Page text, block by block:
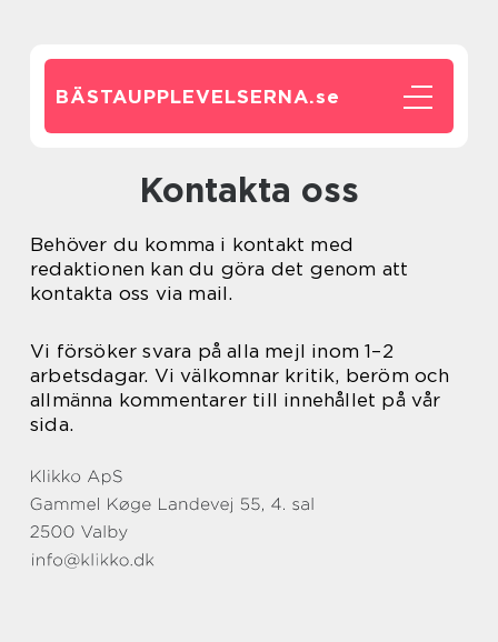
BÄSTAUPPLEVELSERNA.se
Kontakta oss
Behöver du komma i kontakt med
redaktionen kan du göra det genom att
kontakta oss via mail.
Vi försöker svara på alla mejl inom 1–2
arbetsdagar. Vi välkomnar kritik, beröm och
allmänna kommentarer till innehållet på vår
sida.